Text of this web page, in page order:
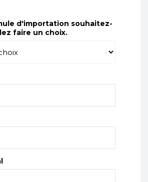
d'importation souhaitez-
faire un choix.